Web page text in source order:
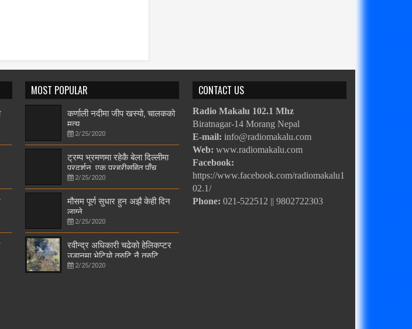
MOST POPULAR
कर्णाली नदीमा जीप खस्यो, चालकको
मृत्यु
2/25/2020
ट्रम्प भ्रमणमा रहेकै बेला दिल्लीमा
प्रदर्शन, एक प्रहरीसहित पाँच
जनाको मृत्यु
2/25/2020
मौसम पूर्ण सुधार हुन अझै केही दिन
लाग्ने
2/25/2020
रवीन्द्र अधिकारी चढेको हेलिकप्टर
उडानमा भेटियो त्रुटि नै त्रुटि
2/25/2020
CONTACT US
Radio Makalu 102.1 Mhz
Biratnagar-14 Morang Nepal
E-mail: info@radiomakalu.com
Web: www.radiomakalu.com
Facebook:
https://www.facebook.com/radiomakalu1
02.1/
Phone: 021-522512 || 9802722303